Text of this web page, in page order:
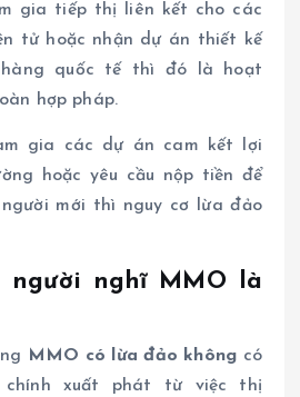
gia tiếp thị liên kết cho các
tử hoặc nhận dự án thiết kế
hàng quốc tế thì đó là hoạt
hợp pháp.
gia các dự án cam kết lợi
hoặc yêu cầu nộp tiền để
mới thì nguy cơ lừa đảo
người nghĩ MMO là
MMO có lừa đảo không có
chính xuất phát từ việc thị